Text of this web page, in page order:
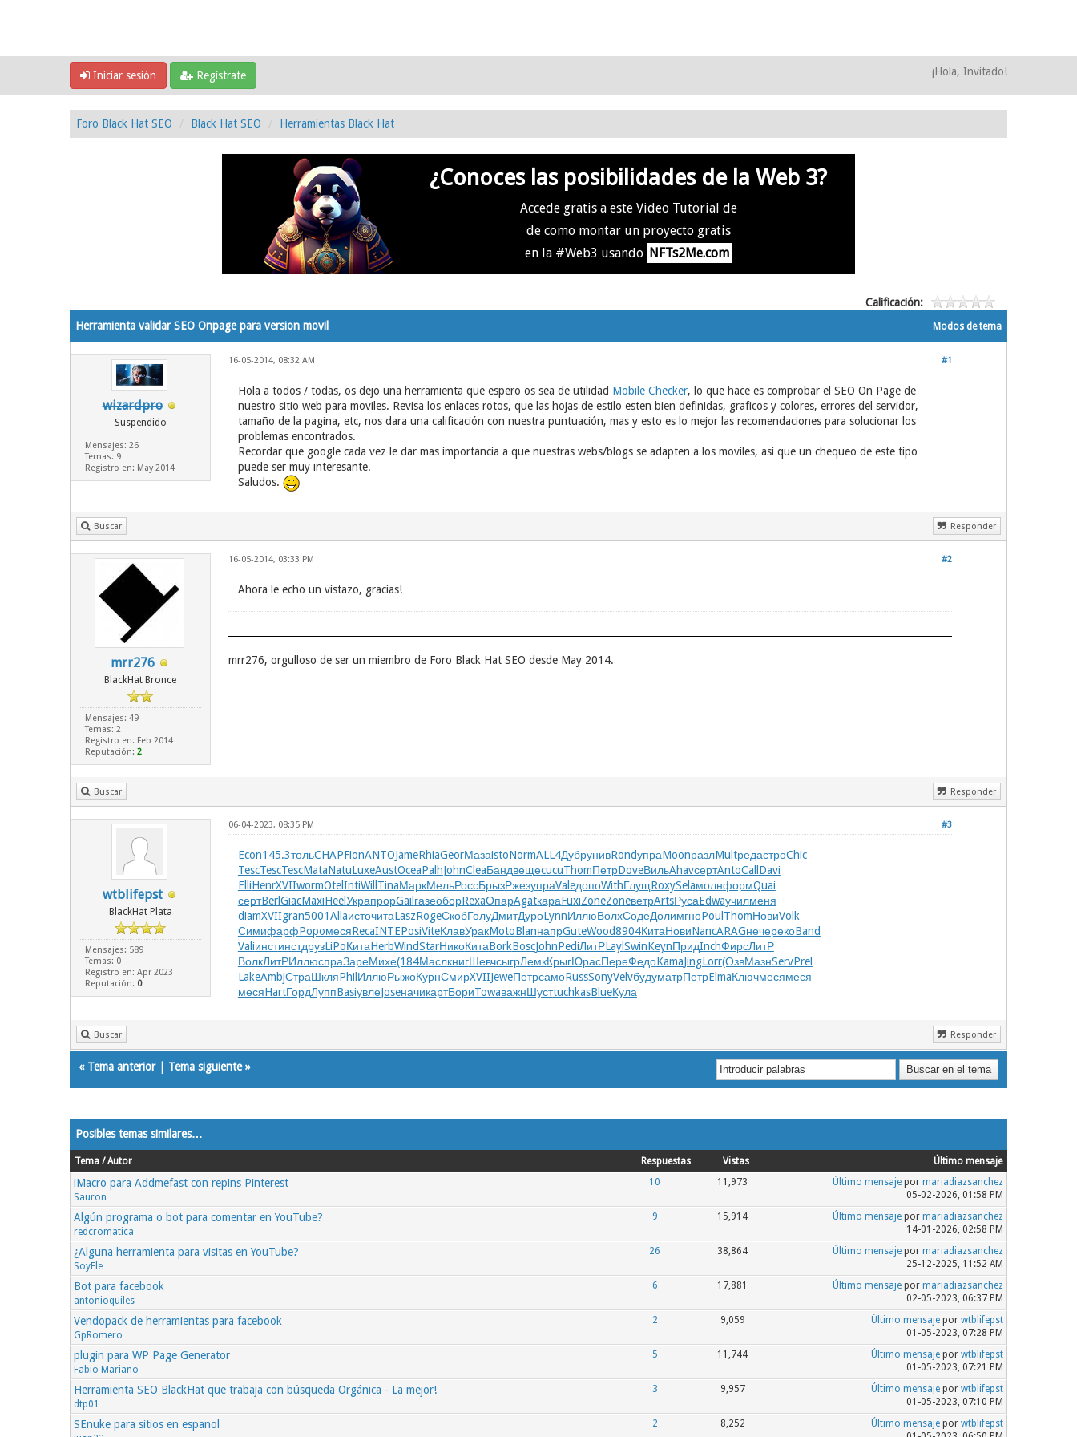
Iniciar sesión Regístrate ¡Hola, Invitado!
Foro Black Hat SEO Black Hat SEO Herramientas Black Hat
¿Conoces las posibilidades de la Web 3?
Accede gratis a este Video Tutorial de
de como montar un proyecto gratis
en la #Web3 usando NFTs2Me.com
Calificación:
Modos de tema
Herramienta validar SEO Onpage para version movil
wizardpro
Suspendido
Mensajes: 26
Temas: 9
Registro en: May 2014
#1
16-05-2014, 08:32 AM
Hola a todos / todas, os dejo una herramienta que espero os sea de utilidad Mobile Checker, lo que hace es comprobar el SEO On Page de
nuestro sitio web para moviles. Revisa los enlaces rotos, que las hojas de estilo esten bien definidas, graficos y colores, errores del servidor,
tamaño de la pagina, etc, nos dara una calificación con nuestra puntuación, mas y esto es lo mejor las recomendaciones para solucionar los
problemas encontrados.
Recordar que google cada vez le dar mas importancia a que nuestras webs/blogs se adapten a los moviles, asi que un chequeo de este tipo
puede ser muy interesante.
Saludos.
Buscar Responder
mrr276
BlackHat Bronce
Mensajes: 49
Temas: 2
Registro en: Feb 2014
Reputación: 2
#2
16-05-2014, 03:33 PM
Ahora le echo un vistazo, gracias!
mrr276, orgulloso de ser un miembro de Foro Black Hat SEO desde May 2014.
Buscar Responder
wtblifepst
BlackHat Plata
Mensajes: 589
Temas: 0
Registro en: Apr 2023
Reputación: 0
#3
06-04-2023, 08:35 PM
Econ145.3тольCHAPFionANTOJameRhiaGeorМазаistoNormALL4ДубрунивRondупраMoonразлMultредастроChic
TescTescTescMataNatuLuxeAustOceaPalhJohnCleaБандвещеcucuThomПетрDoveВильAhavсертAntoCall Davi
ElliHenrXVIIwormOtelIntiWill TinaМаркМельРоссБрызРжезупраValeдопоWithГлущRoxySelaмолнформQuai
сертBerlGiacMaxiHeelУкрапрорGail газеоборRexaОпарAgatкараFuxiZoneZoneветрArtsРусаEdwaучилменя
diamXVIIgran5001AllaисточитаLaszRogeСкобГолуДмитДуроLynnИллюВолхСодеДолимгноPoul ThomНовиVolk
СимифарфPopoмесяRecaINTEPosiViteКлавУракMotoBlanнапрGuteWood8904КитаНовиNancARAGнечерекоBand
ValiинстинстдрузLiPoКитаHerbWindStarНикоКитаBorkBoscJohnPediЛитРLaylSwinKeynПридInchФирсЛитР
ВолкЛитРИллюспраЗареМихе(184МаслкнигШевчсыгрЛемкКрыгЮрасПереФедоKamaJingLorr(ОзвМазнServPrel
LakeAmbjСтраШкляPhil ИллюРыжоКурнСмирXVIIJeweПетрсамоRussSonyVelvбудуматрПетрElmaКлючмесямеся
месяHartГордЛуппBasiувлеJoseначикартБориTowaважнШустtuchkasBlueКула
Buscar Responder
« Tema anterior| Tema siguiente»
Posibles temas similares…
Tema / Autor Respuestas Vistas Último mensaje
iMacro para Addmefast con repins Pinterest
Sauron
10 11,973 Último mensajepor mariadiazsanchez
05-02-2026, 01:58 PM
Algún programa o bot para comentar en YouTube?
redcromatica
9 15,914 Último mensajepor mariadiazsanchez
14-01-2026, 02:58 PM
¿Alguna herramienta para visitas en YouTube?
SoyEle
26 38,864 Último mensajepor mariadiazsanchez
25-12-2025, 11:52 AM
Bot para facebook
antonioquiles
6 17,881 Último mensajepor mariadiazsanchez
02-05-2023, 06:37 PM
Vendopack de herramientas para facebook
GpRomero
2 9,059 Último mensajepor wtblifepst
01-05-2023, 07:28 PM
plugin para WP Page Generator
Fabio Mariano
5 11,744 Último mensajepor wtblifepst
01-05-2023, 07:21 PM
Herramienta SEO BlackHat que trabaja con búsqueda Orgánica - La mejor!
dtp01
3 9,957 Último mensajepor wtblifepst
01-05-2023, 07:10 PM
SEnuke para sitios en espanol 2 8,252 Último mensajepor wtblifepst